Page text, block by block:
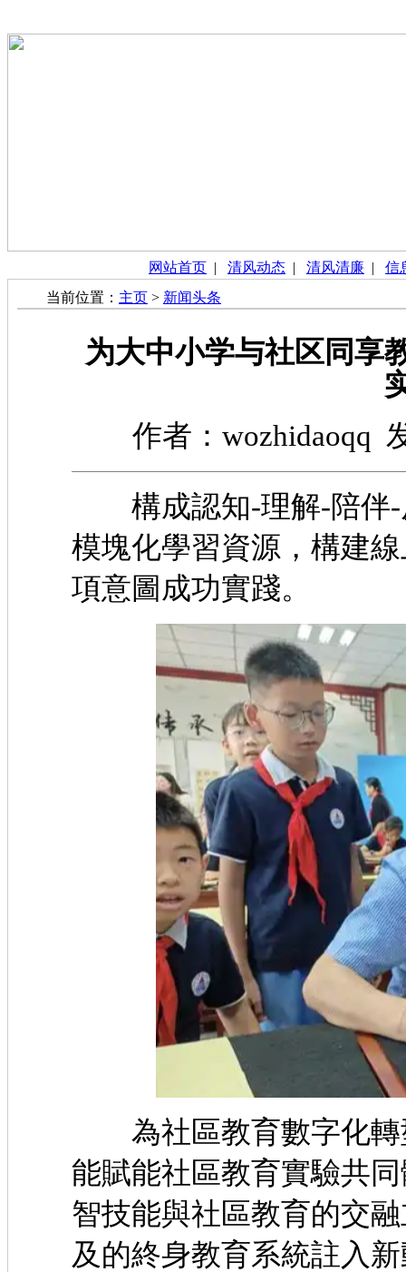
网站首页 | 清风动态 | 清风清廉 | 信
当前位置： 主页 > 新闻头条
为大中小学与社区同享
作者：wozhidaoqq
構成認知-理解-陪伴-
模塊化學習資源，構建
項意圖成功實踐。
為社區教育數字化轉
能賦能社區教育實驗共
智技能與社區教育
及的終身教育系統註入